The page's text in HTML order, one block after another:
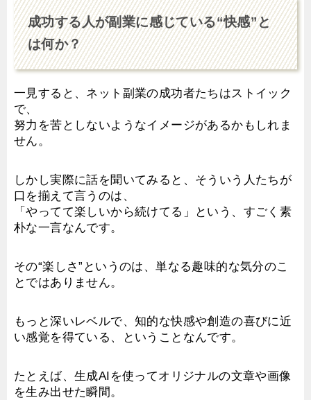
成功する人が副業に感じている“快感”と
は何か？
一見すると、ネット副業の成功者たちはストイック
で、
努力を苦としないようなイメージがあるかもしれま
せん。
しかし実際に話を聞いてみると、そういう人たちが
口を揃えて言うのは、
「やってて楽しいから続けてる」という、すごく素
朴な一言なんです。
その“楽しさ”というのは、単なる趣味的な気分のこ
とではありません。
もっと深いレベルで、知的な快感や創造の喜びに近
い感覚を得ている、ということなんです。
たとえば、生成AIを使ってオリジナルの文章や画像
を生み出せた瞬間。